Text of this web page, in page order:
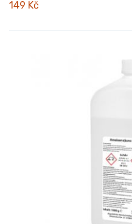
149 Kč